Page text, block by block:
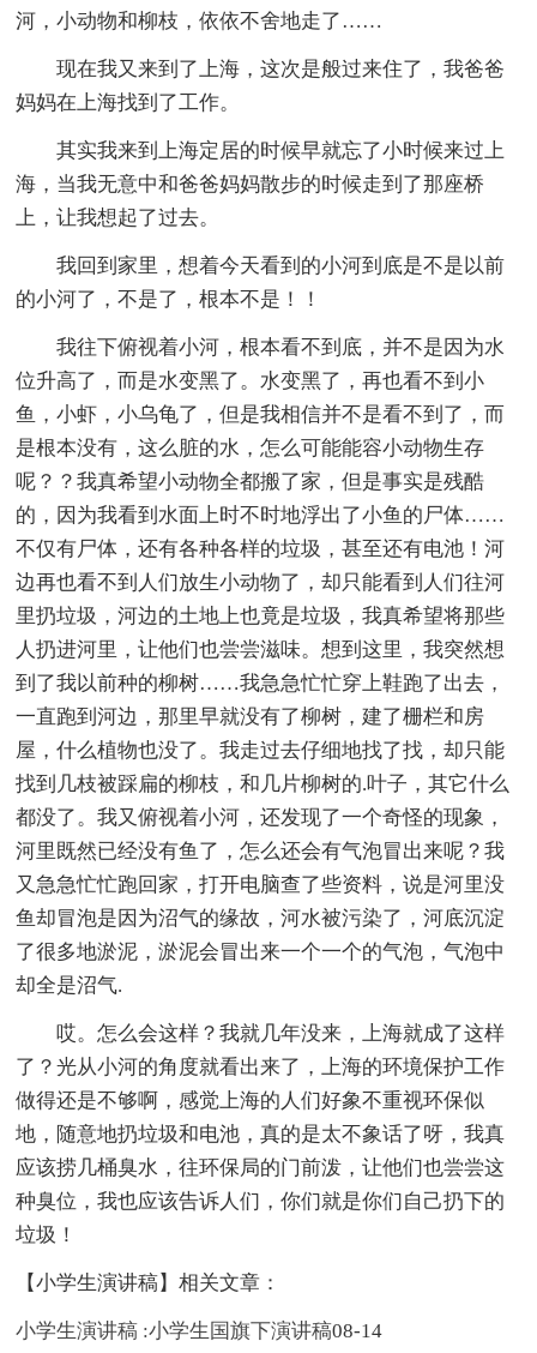
河，小动物和柳枝，依依不舍地走了……
现在我又来到了上海，这次是般过来住了，我爸爸
妈妈在上海找到了工作。
其实我来到上海定居的时候早就忘了小时候来过上
海，当我无意中和爸爸妈妈散步的时候走到了那座桥
上，让我想起了过去。
我回到家里，想着今天看到的小河到底是不是以前
的小河了，不是了，根本不是！！
我往下俯视着小河，根本看不到底，并不是因为水
位升高了，而是水变黑了。水变黑了，再也看不到小
鱼，小虾，小乌龟了，但是我相信并不是看不到了，而
是根本没有，这么脏的水，怎么可能能容小动物生存
呢？？我真希望小动物全都搬了家，但是事实是残酷
的，因为我看到水面上时不时地浮出了小鱼的尸体……
不仅有尸体，还有各种各样的垃圾，甚至还有电池！河
边再也看不到人们放生小动物了，却只能看到人们往河
里扔垃圾，河边的土地上也竟是垃圾，我真希望将那些
人扔进河里，让他们也尝尝滋味。想到这里，我突然想
到了我以前种的柳树……我急急忙忙穿上鞋跑了出去，
一直跑到河边，那里早就没有了柳树，建了栅栏和房
屋，什么植物也没了。我走过去仔细地找了找，却只能
找到几枝被踩扁的柳枝，和几片柳树的.叶子，其它什么
都没了。我又俯视着小河，还发现了一个奇怪的现象，
河里既然已经没有鱼了，怎么还会有气泡冒出来呢？我
又急急忙忙跑回家，打开电脑查了些资料，说是河里没
鱼却冒泡是因为沼气的缘故，河水被污染了，河底沉淀
了很多地淤泥，淤泥会冒出来一个一个的气泡，气泡中
却全是沼气.
哎。怎么会这样？我就几年没来，上海就成了这样
了？光从小河的角度就看出来了，上海的环境保护工作
做得还是不够啊，感觉上海的人们好象不重视环保似
地，随意地扔垃圾和电池，真的是太不象话了呀，我真
应该捞几桶臭水，往环保局的门前泼，让他们也尝尝这
种臭位，我也应该告诉人们，你们就是你们自己扔下的
垃圾！
【小学生演讲稿】相关文章：
小学生演讲稿 :小学生国旗下演讲稿08-14